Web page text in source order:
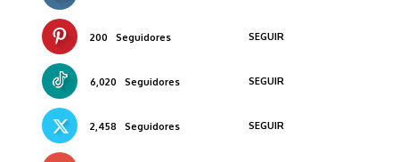
200 Seguidores SEGUIR
6,020 Seguidores SEGUIR
2,458 Seguidores SEGUIR